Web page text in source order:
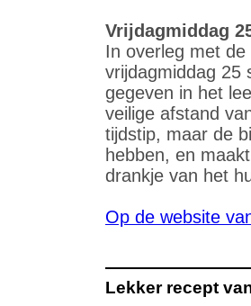
Vrijdagmiddag
In overleg met
vrijdagmiddag 25
gegeven in het
veilige afstand
tijdstip, maar de
hebben, en
drankje van het
Op de website
Lekker recept